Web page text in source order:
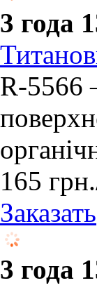
3 года
R-5566
165 грн.
Заказать
3 года